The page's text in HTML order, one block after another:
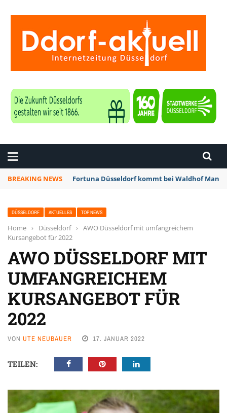
BREAKING NEWS Fortuna Düsseldorf kommt bei Waldhof
DÜSSELDORF AKTUELLES TOP NEWS
Home › Düsseldorf › AWO Düsseldorf mit umfangreichem
Kursangebot für 2022
AWO DÜSSELDORF MIT
UMFANGREICHEM
KURSANGEBOT FÜR
2022
VON UTE NEUBAUER 17. JANUAR 2022
TEILEN: